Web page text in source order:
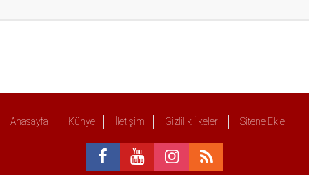
Anasayfa Künye İletişim Gizlilik İlkeleri Sitene Ekle